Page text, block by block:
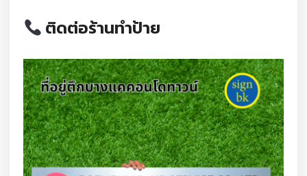
ติดต่อร้านทำป้าย